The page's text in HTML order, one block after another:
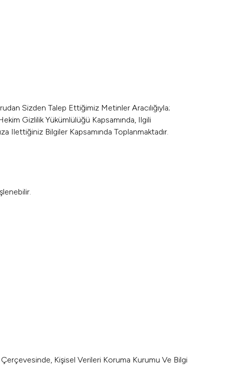
Sizden Talep Ettiğimiz Metinler Aracılığıyla;
Gizlilik Yükümlülüğü Kapsamında, Ilgili
Ilettiğiniz Bilgiler Kapsamında Toplanmaktadır.
Kişisel Verileri Koruma Kurumu Ve Bilgi